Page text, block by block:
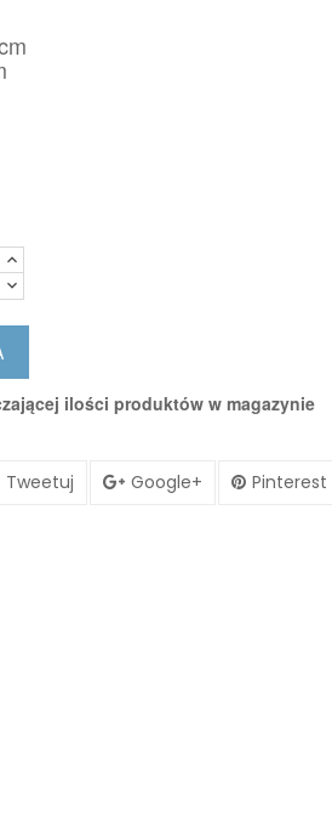
ilości produktów w magazynie
Tweetuj Google+ Pinterest